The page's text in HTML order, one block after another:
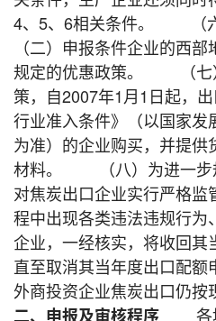
4、5、6相关条件。 （六
（二）申报条件企业的西
规定的优惠政策。 （七
策，自2007年1月1日起，
行业准入条件》（以国家发
为准）的企业购买，并提
材料。 （八）为进一步
对焦炭出口企业实行严格
程中出现各类违法违规行为
企业，一经核实，将收回
直至取消其当年度出口配
外商投资企业焦炭出口仍
二、申报及审核程序 各地